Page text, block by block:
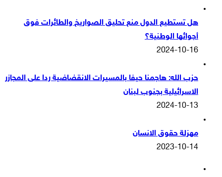
هل تستطيع الدول منع تحليق الصواريخ والطائرات فوق
أجوائها الوطنية؟
2024-10-16
حزب الله: هاجمنا حيفا بالمسيرات الانقضاضية ردا على المجازر
الاسرائيلية بجنوب لبنان
2024-10-13
مهزلة حقوق الانسان
2023-10-14